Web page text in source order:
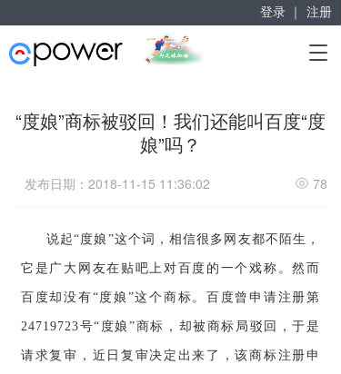
T
l
a
i
o
n
赋能“大众创业”
掘金万亿企业服务市场！
登录 ｜ 注册
“度娘”商标被驳回！我们还能叫百度“度
娘”吗？
发布日期：2018-11-15 11:36:02 78
说起“度娘”这个词，相信很多网友都不陌生，
它是广大网友在贴吧上对百度的一个戏称。然而
百度却没有“度娘”这个商标。百度曾申请注册第
24719723号“度娘”商标，却被商标局驳回，于是
请求复审，近日复审决定出来了，该商标注册申